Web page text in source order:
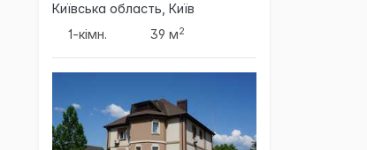
Київська область, Київ
1-кімн.
39 м2